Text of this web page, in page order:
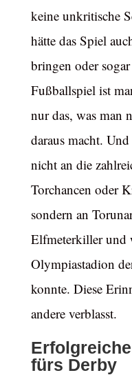
keine unkritische
hätte das Spiel
bringen oder
Fußballspiel ist
nur das, was man
daraus macht.
nicht an die
Torchancen oder
sondern an
Elfmeterkiller und
Olympiastadion
konnte. Diese
andere verblasst.
fürs Derby